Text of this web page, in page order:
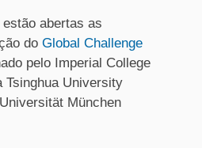
abertas as
do Global Challenge
pelo Imperial College
Tsinghua University
München